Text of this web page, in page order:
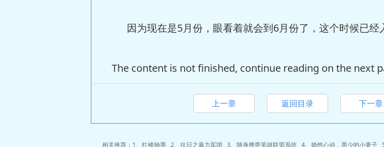
因为现在是5月份，眼看着就会到6月份了，这个时候已经
The content is not finished, continue reading on the next
上一章 返回目录 下一章
相关推荐：1、 红楼翰墨2、 抗日之暴力军团 3、 随身携带英雄联盟系统4、 婚然心动，墨少的小妻子5